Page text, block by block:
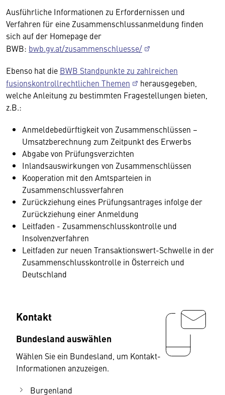
Ausführliche Informationen zu Erfordernissen und
Verfahren für eine Zusammenschlussanmeldung finden
sich auf der Homepage der
BWB: bwb.gv.at/zusammenschluesse/
Ebenso hat die BWB Standpunkte zu zahlreichen
fusionskontrollrechtlichen Themen
herausgegeben,
welche Anleitung zu bestimmten Fragestellungen bieten,
z.B.:
Anmeldebedürftigkeit von Zusammenschlüssen –
Umsatzberechnung zum Zeitpunkt des Erwerbs
Abgabe von Prüfungsverzichten
Inlandsauswirkungen von Zusammenschlüssen
Kooperation mit den Amtsparteien in
Zusammenschlussverfahren
Zurückziehung eines Prüfungsantrages infolge der
Zurückziehung einer Anmeldung
Leitfaden - Zusammenschlusskontrolle und
Insolvenzverfahren
Leitfaden zur neuen Transaktionswert-Schwelle in der
Zusammenschlusskontrolle in Österreich und
Deutschland
Kontakt
Bundesland auswählen
Wählen Sie ein Bundesland, um Kontakt-
Informationen anzuzeigen.
Burgenland